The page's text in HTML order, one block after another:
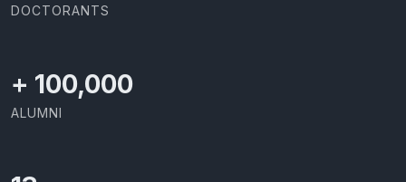
DOCTORANTS
+ 100,000
ALUMNI